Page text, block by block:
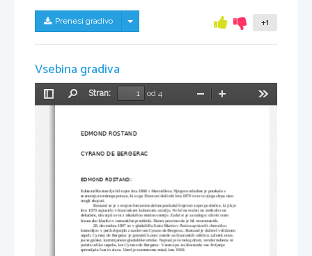
Prenesi gradivo Skrij/prikaži meni +1
Vsebina gradiva
Preklopi
Stran:
od 4
Pomanjšaj
EDMOND ROSTAND
CYRANO DE BERGERAC
EDMOND ROSTAND:
Edmond Rostand je bil rojen leta 1868 v Marseillesu. Njegova mladost je potekala v
znamenju izrednega poraza, ki so ga Francozi doživeli leta 1870 in se iz njega zlepa niso
mogli skopati.
Rostand se je s svojim literarnim delom poskušal bojevati zoper posledice, ki jih je
leto 1870 zapustilo v francoskem kulturnem ozračju. Ni bil ne realist ne simbolist ne
dekadent, ukvarjal se ni z nikakršno modno smerjo. Zadal si je za nalogo: oživiti staro
francosko klasiko v romantični preobleki. Danes pravimo da je bil neoromantik.
28. decembra 1897 so v gledališču Saint Martin v Parizu uprizorili »heroično
komedijo« v petih dejanjih z naslovom Cyrano de Bergerac. Rostand je doživel veličasten
uspeh. Cyrano de Bergerac je pomenil konec zmede na francoskih odrih in začetek nove,
jasne galske, kartezijanske gledališke omike. Napisal je še nekaj dram, vendar nobena ni
požela toliko uspeha, kot Cyrano de Bergerac. Vseeno pa sta Rostanda vse življenje
spremljala čast in slava. Umrl je razmeroma mlad, leta 1918.